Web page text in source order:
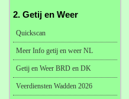
2. Getij en Weer
Quickscan
Meer Info getij en weer NL
Getij en Weer BRD en DK
Veerdiensten Wadden 2026